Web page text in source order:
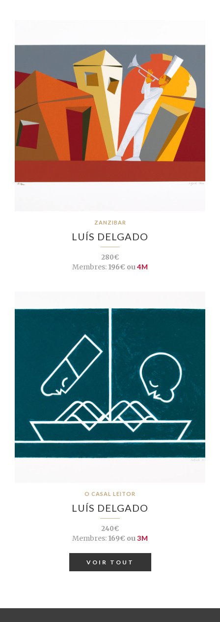
ZANZIBAR
LUÍS DELGADO
280€
Membres:196€ ou4M
O CASAL LEITOR
LUÍS DELGADO
240€
Membres:169€ ou3M
VOIR TOUT